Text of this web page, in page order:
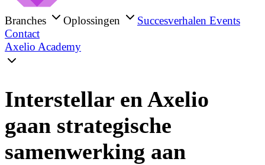
Branches Oplossingen Succesverhalen Events
Contact
Axelio Academy
Interstellar en Axelio
gaan strategische
samenwerking aan